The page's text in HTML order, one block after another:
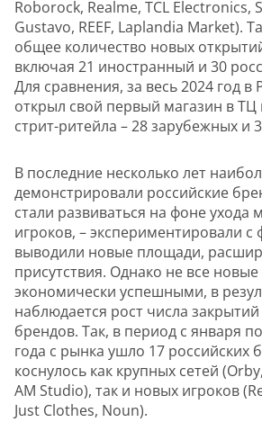
Roborock, Realme, TCL Electronics,
Gustavo, REEF, Laplandia Market).
общее количество новых
включая 21 иностранный и 30
Для сравнения, за весь 2024 год в
открыл свой первый магазин в ТЦ
стрит-ритейла – 28 зарубежных и
В последние несколько лет
демонстрировали российские
стали развиваться на фоне ухода
игроков, – экспериментировали
выводили новые площади,
присутствия. Однако не все
экономически успешными, в
наблюдается рост числа
брендов. Так, в период с января
года с рынка ушло 17 российских
коснулось как крупных сетей
AM Studio), так и новых игроков
Just Clothes, Noun).